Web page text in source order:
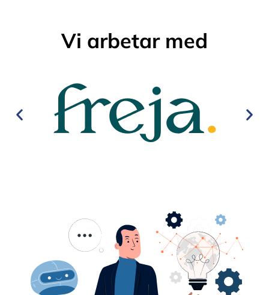
Vi arbetar med